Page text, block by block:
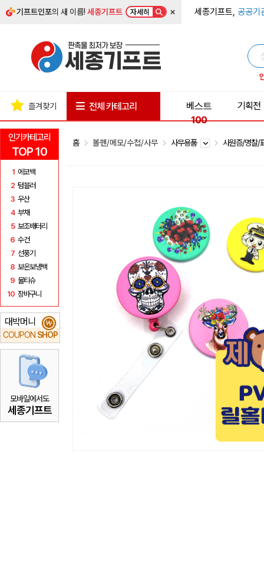
기프트인포의 새 이름!세종기프트 자세히 × 세종기프트, 공공기
인기카테고리
TOP 10
1 에코백
2 텀블러
3 우산
4 부채
5 보조배터리
6 수건
7 선풍기
8 보온보냉백
9 물티슈
10 장바구니
대박머니
COUPON SHOP
₩
모바일에서도
세종기프트
즐겨찾기 전체 카테고리
베스트
100
기획전
홈 볼펜/메모/수첩/사무 사무용품 사원증/명찰/